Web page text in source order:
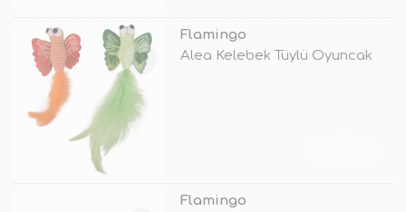
Flamingo
Alea Kelebek Tüylü Oyuncak
Flamingo